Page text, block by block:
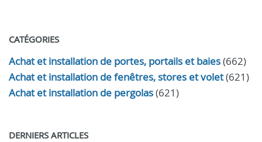
CATÉGORIES
Achat et installation de portes, portails et baies(662)
Achat et installation de fenêtres, stores et volet(621)
Achat et installation de pergolas(621)
DERNIERS ARTICLES